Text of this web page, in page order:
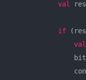
val
if
val